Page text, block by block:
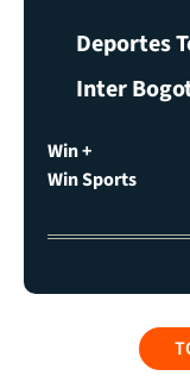
Deportes
Inter
Win +
Win Sports